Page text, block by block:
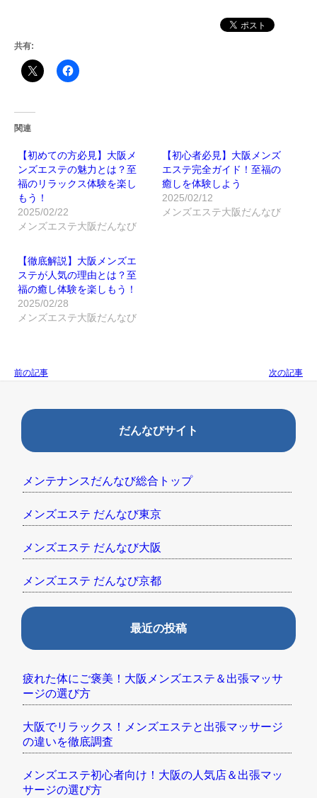
だんなびサイト
メンテナンスだんなび総合トップ
メンズエステ だんなび東京
メンズエステ だんなび大阪
メンズエステ だんなび京都
最近の投稿
疲れた体にご褒美！大阪メンズエステ＆出張マッサ
ージの選び方
大阪でリラックス！メンズエステと出張マッサージ
の違いを徹底調査
メンズエステ初心者向け！大阪の人気店＆出張マッ
サージの選び方
共有:
関連
【初めての方必見】大阪メ
ンズエステの魅力とは？至
福のリラックス体験を楽し
もう！
2025/02/22
メンズエステ大阪だんなび
【初心者必見】大阪メンズ
エステ完全ガイド！至福の
癒しを体験しよう
2025/02/12
メンズエステ大阪だんなび
【徹底解説】大阪メンズエ
ステが人気の理由とは？至
福の癒し体験を楽しもう！
2025/02/28
メンズエステ大阪だんなび
前の記事 次の記事